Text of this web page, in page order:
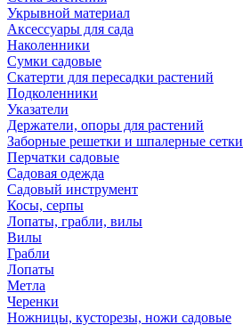
Укрывной материал
Аксессуары для сада
Наколенники
Сумки садовые
Скатерти для пересадки растений
Подколенники
Указатели
Держатели, опоры для растений
Заборные решетки и шпалерные сетки
Перчатки садовые
Садовая одежда
Садовый инструмент
Косы, серпы
Лопаты, грабли, вилы
Вилы
Грабли
Лопаты
Метла
Черенки
Ножницы, кусторезы, ножи садовые